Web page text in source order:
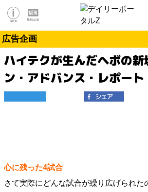
広告企画
ハイテクが生んだヘボの新
ン・アドバンス・レポート
心に残った4試合
さて実際にどんな試合が繰り広げられた